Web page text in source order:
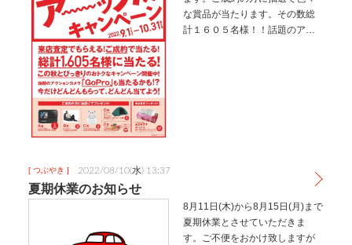
な賞品が当たります。その数総
計１６０５名様！！話題のアク
[ つぶやき ] 2022/08/10(水) 13:37
夏期休業のお知らせ
8月11日(木)から8月15日(月)まで
夏期休業とさせていただきま
す。ご不便をおかけ致しますが